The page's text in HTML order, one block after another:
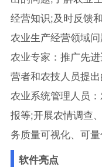
经营知识;及时反馈
农业生产经营领域问
农业专家：推广先
营者和农技人员提出
农业系统管理人员
报等;开展农情调查
务质量可视化、可量
软件亮点